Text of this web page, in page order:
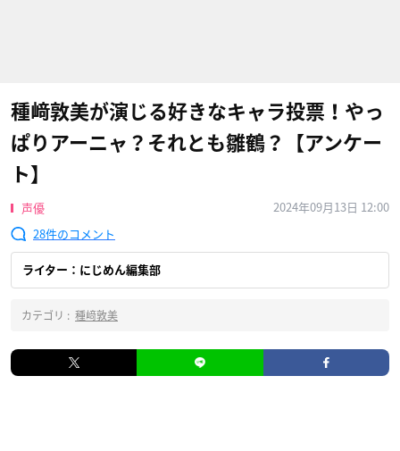
種﨑敦美が演じる好きなキャラ投票！やっ
ぱりアーニャ？それとも雛鶴？【アンケー
ト】
声優
2024年09月13日 12:00
28
ライター：にじめん編集部
カテゴリ : 種﨑敦美